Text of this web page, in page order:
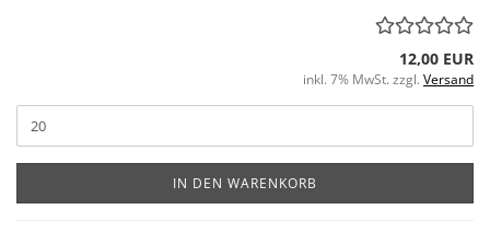
12,00 EUR
inkl. 7% MwSt. zzgl. Versand
IN DEN WARENKORB